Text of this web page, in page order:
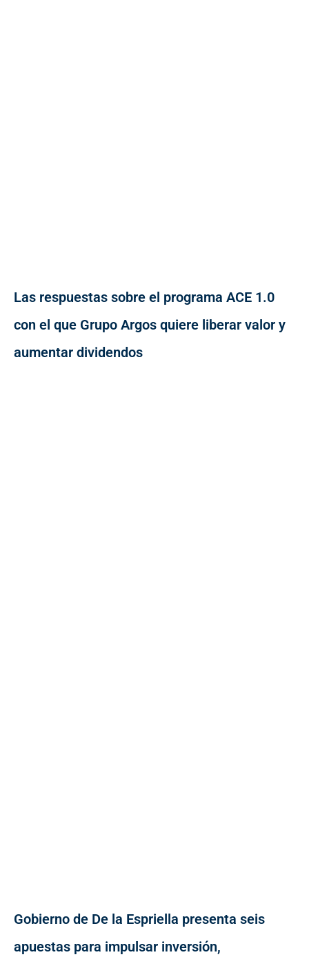
Las respuestas sobre el programa ACE 1.0
con el que Grupo Argos quiere liberar valor y
aumentar dividendos
Gobierno de De la Espriella presenta seis
apuestas para impulsar inversión,